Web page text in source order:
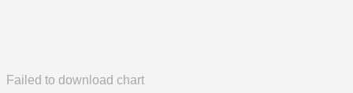
Failed to download chart